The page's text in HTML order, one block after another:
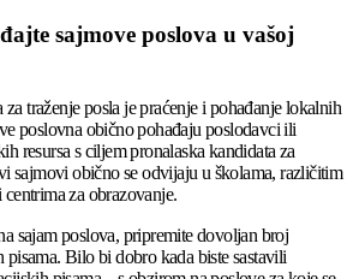
sajmove poslova u vašoj
za traženje posla je praćenje i pohađanje lokalnih
poslovna obično pohađaju poslodavci ili
resursa s ciljem pronalaska kandidata za
sajmovi obično se odvijaju u školama, različitim
za obrazovanje.
sajam poslova, pripremite dovoljan broj
Bilo bi dobro kada biste sastavili